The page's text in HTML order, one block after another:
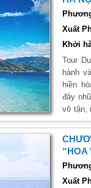
quý
trình,
Xuất
Khởi
Tour
hành
hiền
đây
vô tận,
nhiên
kì lịch
thức
hành
cảm
“HOA
Xuất